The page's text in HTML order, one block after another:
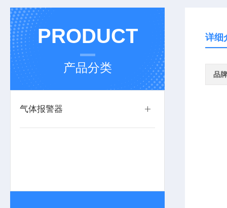
PRODUCT
产品分类
气体报警器
详细
品牌